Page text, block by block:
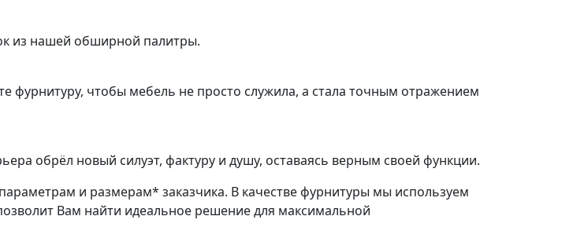
из нашей обширной палитры.
фурнитуру, чтобы мебель не просто служила, а стала точным отражением
обрёл новый силуэт, фактуру и душу, оставаясь верным своей функции.
и размерам* заказчика. В качестве фурнитуры мы используем
Вам найти идеальное решение для максимальной